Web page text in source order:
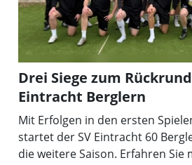
Drei Siege zum
Eintracht Berglern
Mit Erfolgen in den ersten
startet der SV Eintracht 60
die weitere Saison. Erfahren Sie